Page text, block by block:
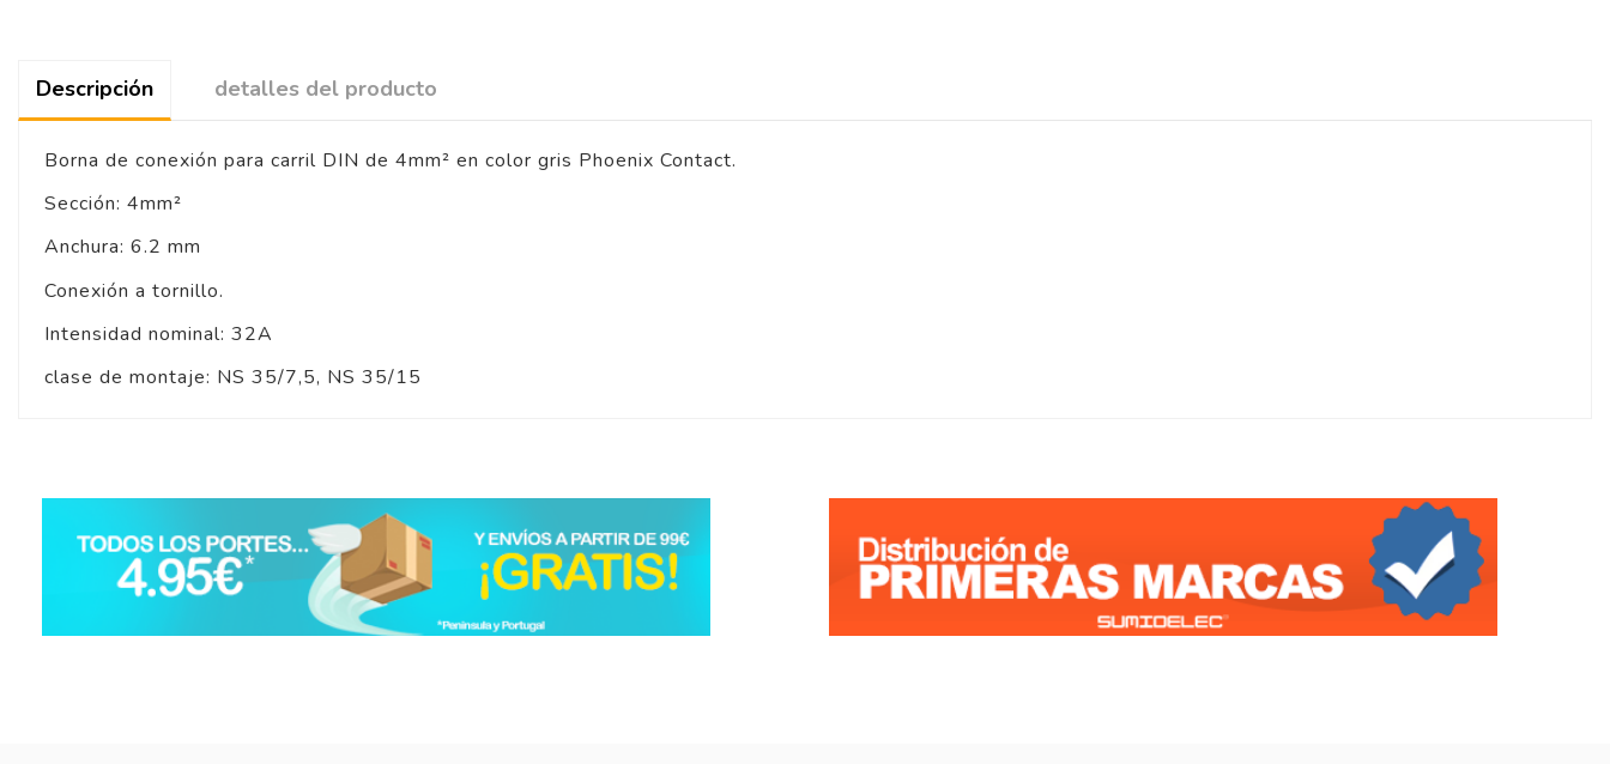
Descripción detalles del producto
Borna de conexión para carril DIN de 4mm² en color gris Phoenix Contact.
Sección: 4mm²
Anchura: 6.2 mm
Conexión a tornillo.
Intensidad nominal: 32A
clase de montaje: NS 35/7,5, NS 35/15